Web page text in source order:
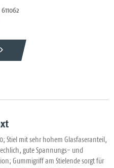
Stiel mit sehr hohem Glasfaseranteil,
gute Spannungs- und
Gummigriff am Stielende sorgt für